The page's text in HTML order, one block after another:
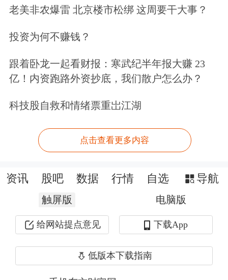
过：“年轻人不喝茅台，那是还没到时
候。20多岁还在玩，小孩子不懂事，不
如何让年轻人主动喝白酒？白酒企业各
出奇招。比如，江小白聚焦年轻人的一
标签，试图抢占年轻人酒饮市场。再比
（000568.SZ，股价161.49元，市值
2377.11亿元）就跨界推出过香水、巧
克力、冰淇淋、奶茶等。
在品牌年轻化、时尚化方面，茅台董事
长丁雄军曾表示，抓住年轻人，就是抓
老美非农爆雷 北京楼市松绑 这周要干大事？
投资为何不赚钱？
跟着卧龙一起看财报：寒武纪半年报大赚 23
亿！内资跑路外资抄底，我们散户怎么办？
科技股自救和情绪票重岀江湖
点击查看更多内容
资讯 股吧 数据 行情 自选 导航
触屏版 电脑版
给网站提点意见 下载App
低版本下载指南